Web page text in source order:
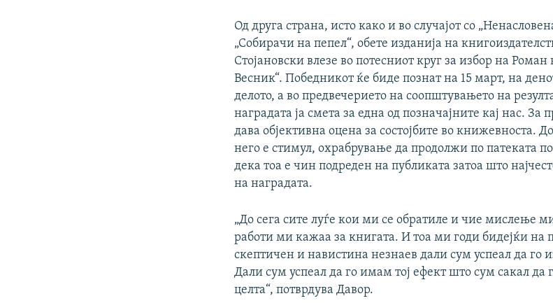
Од друга страна, исто како и во случајот со
„Собирачи на пепел“, обете изданија на
Стојановски влезе во потесниот круг за избор на
Весник“. Победникот ќе биде познат на 15 март, на
делото, а во предвечерието на соопштувањето на
наградата ја смета за една од позначајните кај нас.
дава објективна оцена за состојбите во книжевноста.
него е стимул, охрабрување да продолжи по патеката по
дека тоа е чин подреден на публиката затоа што
на наградата.
„До сега сите луѓе кои ми се обратиле и чие мислење
работи ми кажаа за книгата. И тоа ми годи бидејќи на
скептичен и навистина незнаев дали сум успеал да го
Дали сум успеал да го имам тој ефект што сум сакал да
целта“, потврдува Давор.